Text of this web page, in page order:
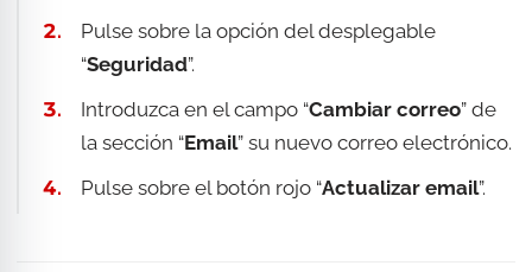
Pulse sobre la opción del desplegable
“Seguridad”.
Introduzca en el campo “Cambiar correo” de
la sección “Email” su nuevo correo electrónico.
Pulse sobre el botón rojo “Actualizar email”.